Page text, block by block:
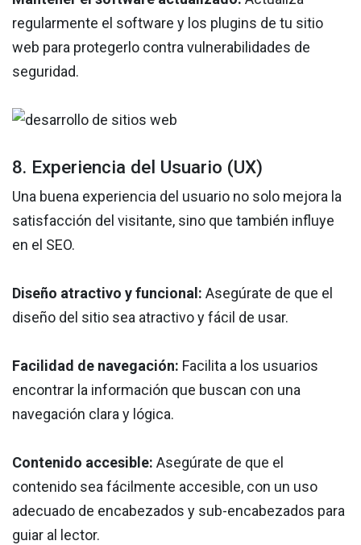
regularmente el software y los plugins de tu sitio
web para protegerlo contra vulnerabilidades de
seguridad.
8. Experiencia del Usuario (UX)
Una buena experiencia del usuario no solo mejora la
satisfacción del visitante, sino que también influye
en el SEO.
Diseño atractivo y funcional: Asegúrate de que el
diseño del sitio sea atractivo y fácil de usar.
Facilidad de navegación: Facilita a los usuarios
encontrar la información que buscan con una
navegación clara y lógica.
Contenido accesible: Asegúrate de que el
contenido sea fácilmente accesible, con un uso
adecuado de encabezados y sub-encabezados para
guiar al lector.